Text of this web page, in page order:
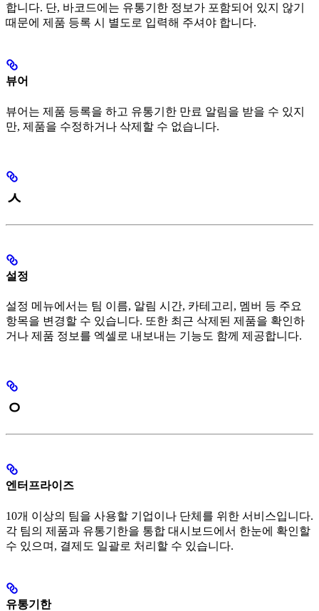
합니다. 단, 바코드에는 유통기한 정보가 포함되어 있지 않기
때문에 제품 등록 시 별도로 입력해 주셔야 합니다.
뷰어
뷰어는 제품 등록을 하고 유통기한 만료 알림을 받을 수 있지
만, 제품을 수정하거나 삭제할 수 없습니다.
ㅅ
설정
설정 메뉴에서는 팀 이름, 알림 시간, 카테고리, 멤버 등 주요
항목을 변경할 수 있습니다. 또한 최근 삭제된 제품을 확인하
거나 제품 정보를 엑셀로 내보내는 기능도 함께 제공합니다.
ㅇ
엔터프라이즈
10개 이상의 팀을 사용할 기업이나 단체를 위한 서비스입니다.
각 팀의 제품과 유통기한을 통합 대시보드에서 한눈에 확인할
수 있으며, 결제도 일괄로 처리할 수 있습니다.
유통기한